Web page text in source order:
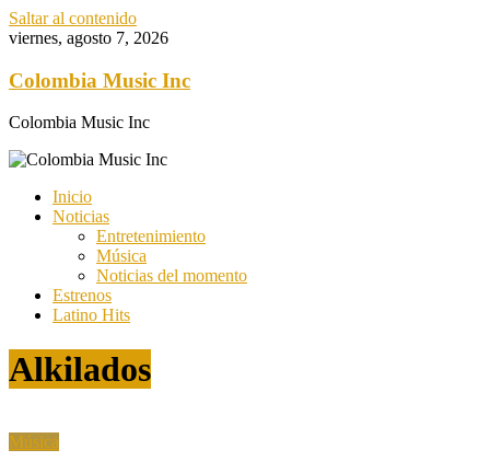
Saltar al contenido
viernes, agosto 7, 2026
Colombia Music Inc
Colombia Music Inc
Inicio
Noticias
Entretenimiento
Música
Noticias del momento
Estrenos
Latino Hits
Alkilados
Música